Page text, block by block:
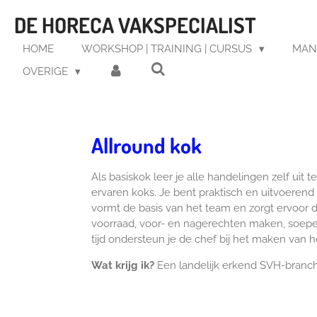
direct
naar
hoofdinhoud
DE HORECA VAKSPECIALIST
HOME WORKSHOP | TRAINING | CURSUS
OVERIGE
Allround kok
Als basiskok leer je alle handelingen zelf uit
ervaren koks. Je bent praktisch en
vormt de basis van het team en zorgt ervoor
voorraad, voor- en nagerechten maken,
tijd ondersteun je de chef bij het maken van
Wat krijg ik? Een landelijk erkend SVH-